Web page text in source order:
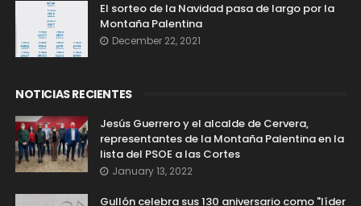
El sorteo de la Navidad pasa de largo por la
Montaña Palentina
December 22, 2021
NOTICIAS RECIENTES
Jesús Guerrero y el alcalde de Cervera,
representantes de la Montaña Palentina en la
lista del PSOE a las Cortes
January 13, 2022
Gullón celebra sus 130 aniversario como "líder